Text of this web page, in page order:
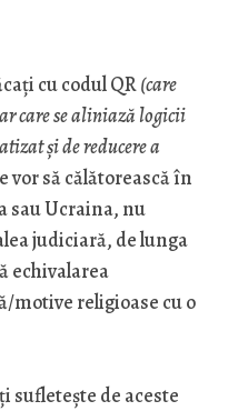
cu codul QR(care
care se aliniază logicii
și de reducere a
vor să călătorească în
sau Ucraina, nu
judiciară, de lunga
echivalarea
motive religioase cu o
sufletește de aceste